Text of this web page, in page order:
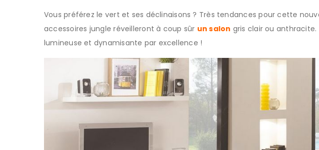
Vous préférez le vert et ses déclinaisons ? Très tendances pour cette
accessoires jungle réveilleront à coup sûr un salon gris clair ou anthracite.
lumineuse et dynamisante par excellence !